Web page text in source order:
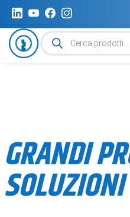
Ricerca
prodotti
GRANDI
SOLUZIONI